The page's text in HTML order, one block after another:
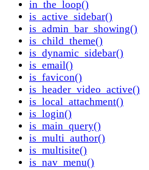
in_the_loop()
is_active_sidebar()
is_admin_bar_showing()
is_child_theme()
is_dynamic_sidebar()
is_email()
is_favicon()
is_header_video_active()
is_local_attachment()
is_login()
is_main_query()
is_multi_author()
is_multisite()
is_nav_menu()